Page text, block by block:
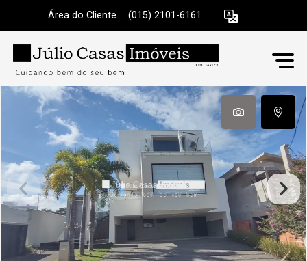
Área do Cliente (015) 2101-6161